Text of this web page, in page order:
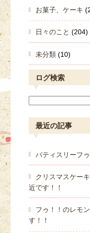
お菓子、ケーキ
日々のこと (204)
未分類 (10)
ログ検索
最近の記事
パティスリーフ
クリスマスケー
近です！！
フゥ！！のレモ
す！！